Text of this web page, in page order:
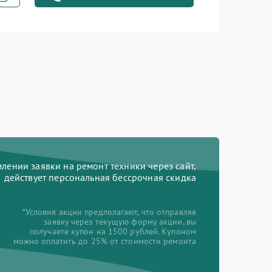
заявки на ремонт техники через сайт,
действует персональная бессрочная скидка
*Условия акции предполагают, что отправляя
заявку через текущую форму акции, вы
получаете купон на 1500 рублей. Купоном
можно оплатить до 25% от стоимости ремонта